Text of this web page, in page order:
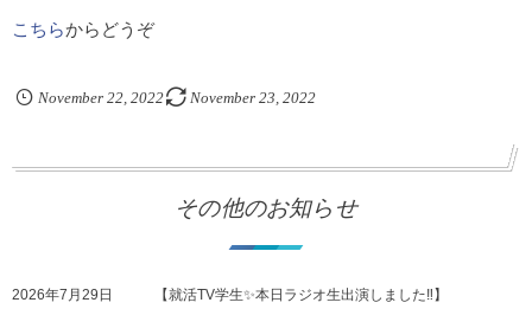
こちらからどうぞ
November 22, 2022 November 23, 2022
その他のお知らせ
2026年7月29日 【就活TV学生✨本日ラジオ生出演しました‼️】